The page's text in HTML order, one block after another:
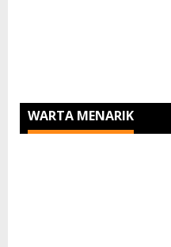
WARTA MENARIK